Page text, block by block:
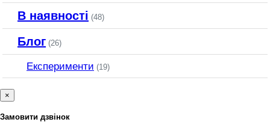
В наявності (48)
Блог (26)
Експерименти (19)
×
Замовити дзвінок